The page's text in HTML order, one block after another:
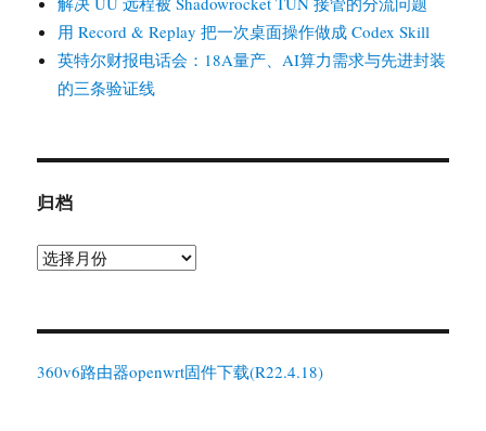
用 Record & Replay 把一次桌面操作做成 Codex Skill
英特尔财报电话会：18A量产、AI算力需求与先进封装
的三条验证线
归档
归
360v6路由器openwrt固件下载(R22.4.18)